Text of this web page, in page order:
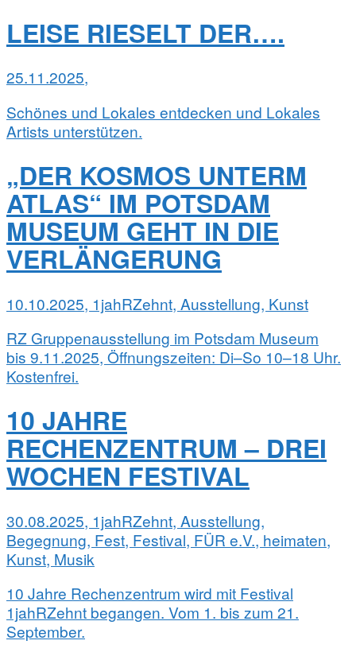
LEISE RIESELT DER….
25.11.2025,
Schönes und Lokales entdecken und Lokales
Artists unterstützen.
„DER KOSMOS UNTERM
ATLAS“ IM POTSDAM
MUSEUM GEHT IN DIE
VERLÄNGERUNG
10.10.2025, 1jahRZehnt, Ausstellung, Kunst
RZ Gruppenausstellung im Potsdam Museum
bis 9.11.2025, Öffnungszeiten: Di–So 10–18 Uhr.
Kostenfrei.
10 JAHRE
RECHENZENTRUM – DREI
WOCHEN FESTIVAL
30.08.2025, 1jahRZehnt, Ausstellung,
Begegnung, Fest, Festival, FÜR e.V., heimaten,
Kunst, Musik
10 Jahre Rechenzentrum wird mit Festival
1jahRZehnt begangen. Vom 1. bis zum 21.
September.